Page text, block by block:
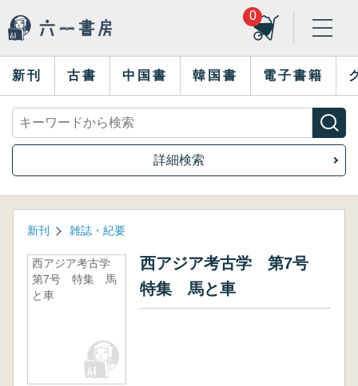
0
新刊 古書 中国書 韓国書 電子書籍
詳細検索
新刊 雑誌・紀要
西アジア考古学
第7号 特集 馬
と車
西アジア考古学 第7号
特集 馬と車